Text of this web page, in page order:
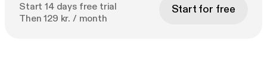
Start 14 days free trial
Then 129 kr. / month
Start for free